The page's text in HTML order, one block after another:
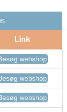
Link
webshop
webshop
webshop